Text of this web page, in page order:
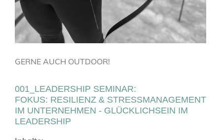
GERNE AUCH OUTDOOR!
001_LEADERSHIP SEMINAR:
FOKUS: RESILIENZ & STRESSMANAGEMENT
IM UNTERNEHMEN - GLÜCKLICHSEIN IM
LEADERSHIP